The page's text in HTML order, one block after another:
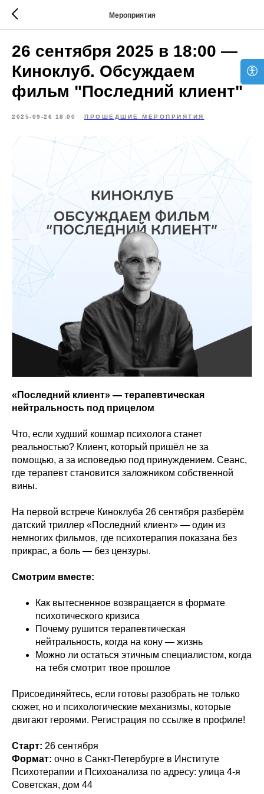
Мероприятия
26 сентября 2025 в 18:00 —
Киноклуб. Обсуждаем
фильм "Последний клиент"
2025-09-26 18:00 ПРОШЕДШИЕ МЕРОПРИЯТИЯ
«Последний клиент» — терапевтическая
нейтральность под прицелом
Что, если худший кошмар психолога станет
реальностью? Клиент, который пришёл не за
помощью, а за исповедью под принуждением. Сеанс,
где терапевт становится заложником собственной
вины.
На первой встрече Киноклуба 26 сентября разберём
датский триллер «Последний клиент» — один из
немногих фильмов, где психотерапия показана без
прикрас, а боль — без цензуры.
Смотрим вместе:
Как вытесненное возвращается в формате
психотического кризиса
Почему рушится терапевтическая
нейтральность, когда на кону — жизнь
Можно ли остаться этичным специалистом, когда
на тебя смотрит твое прошлое
Присоединяйтесь, если готовы разобрать не только
сюжет, но и психологические механизмы, которые
двигают героями. Регистрация по ссылке в профиле!
Старт: 26 сентября
Формат: очно в Санкт-Петербурге в Институте
Психотерапии и Психоанализа по адресу: улица 4-я
Советская, дом 44